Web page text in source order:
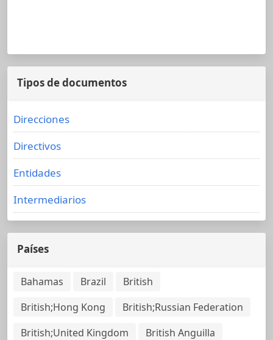
Tipos de documentos
Direcciones
Directivos
Entidades
Intermediarios
Países
Bahamas Brazil
British
British;Hong Kong
British;Russian Federation
British;United Kingdom
British Anguilla